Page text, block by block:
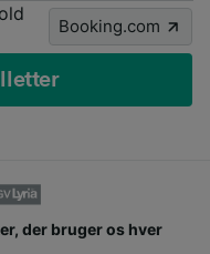
Booking.com
der bruger os hver